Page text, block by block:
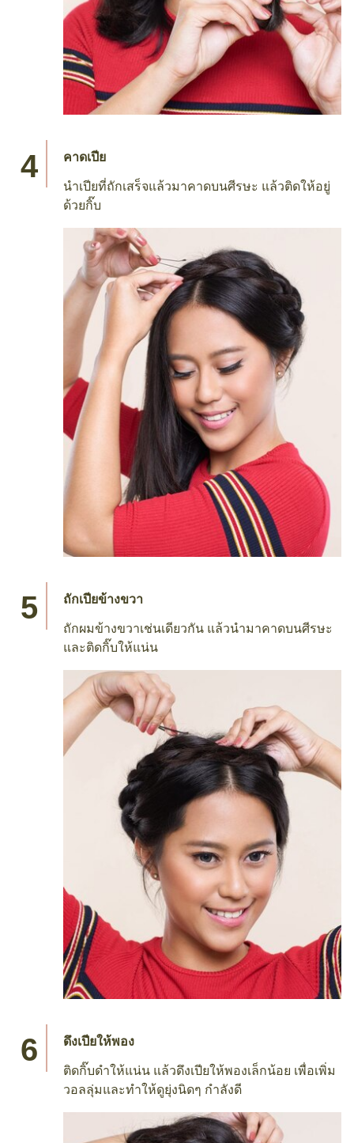
คาดเปีย
นำเปียที่ถักเสร็จแล้วมาคาดบนศีรษะ แล้วติดให้อยู่
ด้วยกิ๊บ
ถักเปียข้างขวา
ถักผมข้างขวาเช่นเดียวกัน แล้วนำมาคาดบนศีรษะ
และติดกิ๊บให้แน่น
ดึงเปียให้พอง
ติดกิ๊บดำให้แน่น แล้วดึงเปียให้พองเล็กน้อย เพื่อเพิ่ม
วอลลุ่มและทำให้ดูยุ่งนิดๆ กำลังดี